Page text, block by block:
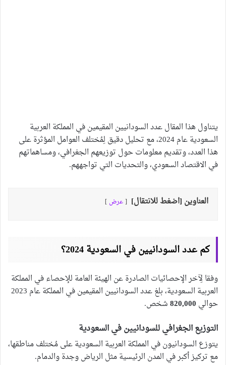
يتناول هذا المقال عدد السودانيين المقيمين في المملكة العربية
السعودية عام 2024، مع تحليل دقيق لِمُختلف العوامل المؤثرة على
هذا العدد، وتقديم معلومات حول توزيعهم الجغرافي، ومساهماتهم
في الاقتصاد السعودي، والتحديات التي تواجههم.
العناوين [اضغط للانتقال] عرض
كم عدد السودانيين في السعودية 2024؟
وفقا لِآخر الإحصائيات الصادرة عن الهيئة العامة للإحصاء في المملكة
العربية السعودية، بلغ عدد السودانيين المقيمين في المملكة عام 2023
حوالي 820,000شخص.
التوزيع الجغرافي للسودانيين في السعودية
يتوزع السودانيون في المملكة العربية السعودية على مُختلف مناطقها،
مع تركيز أكبر في المدن الرئيسية مثل الرياض وجدة والدمام.